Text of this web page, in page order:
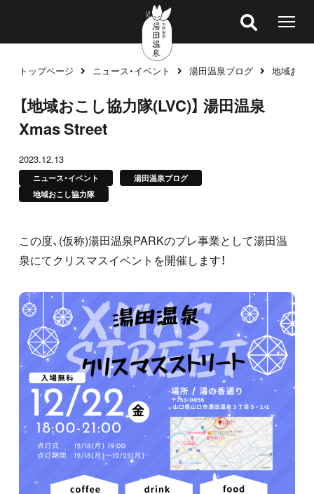
トップページ ニュース・イベント 湯田温泉ブログ 地域おこ
ブログ
【地域おこし協力隊(LVC)】 湯田温泉
Xmas Street
2023.12.13
ニュース・イベント
湯田温泉ブログ
地域おこし協力隊
この度、 (仮称)湯田温泉PARKのプレ事業として湯田温
泉にてクリスマスイベントを開催します！